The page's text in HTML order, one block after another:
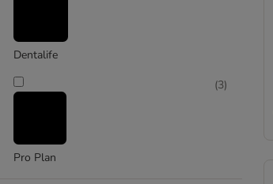
Boxby
Braaaf
Caniland
Carnilove
Dentalife
Pro Plan
(3)